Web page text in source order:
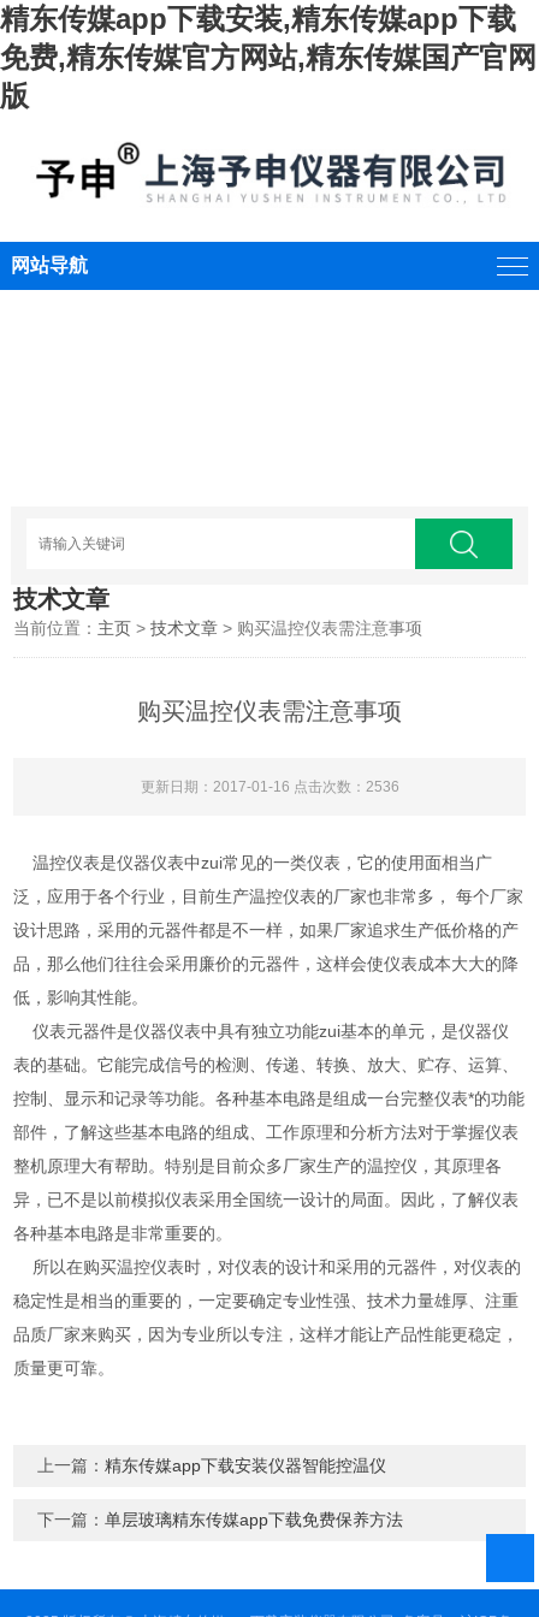
精东传媒app下载安装,精东传媒app下载
免费,精东传媒官方网站,精东传媒国产官网
版
网站导航
技术文章
当前位置： 主页 >技术文章 > 购买温控仪表需注意事项
购买温控仪表需注意事项
更新日期：2017-01-16 点击次数：2536
温控仪表是仪器仪表中zui常见的一类仪表，它的使用面相当广
泛，应用于各个行业，目前生产温控仪表的厂家也非常多， 每个厂家
设计思路，采用的元器件都是不一样，如果厂家追求生产低价格的产
品，那么他们往往会采用廉价的元器件，这样会使仪表成本大大的降
低，影响其性能。
仪表元器件是仪器仪表中具有独立功能zui基本的单元，是仪器仪
表的基础。它能完成信号的检测、传递、转换、放大、贮存、运算、
控制、显示和记录等功能。各种基本电路是组成一台完整仪表*的功能
部件，了解这些基本电路的组成、工作原理和分析方法对于掌握仪表
整机原理大有帮助。特别是目前众多厂家生产的温控仪，其原理各
异，已不是以前模拟仪表采用全国统一设计的局面。因此，了解仪表
各种基本电路是非常重要的。
所以在购买温控仪表时，对仪表的设计和采用的元器件，对仪表的
稳定性是相当的重要的，一定要确定专业性强、技术力量雄厚、注重
品质厂家来购买，因为专业所以专注，这样才能让产品性能更稳定，
质量更可靠。
上一篇：精东传媒app下载安装仪器智能控温仪
下一篇：单层玻璃精东传媒app下载免费保养方法